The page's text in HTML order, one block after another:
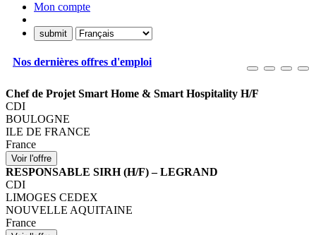
Mon compte
Nos dernières offres d'emploi
Chef de Projet Smart Home & Smart Hospitality H/F
CDI
BOULOGNE
ILE DE FRANCE
France
RESPONSABLE SIRH (H/F) – LEGRAND
CDI
LIMOGES CEDEX
NOUVELLE AQUITAINE
France